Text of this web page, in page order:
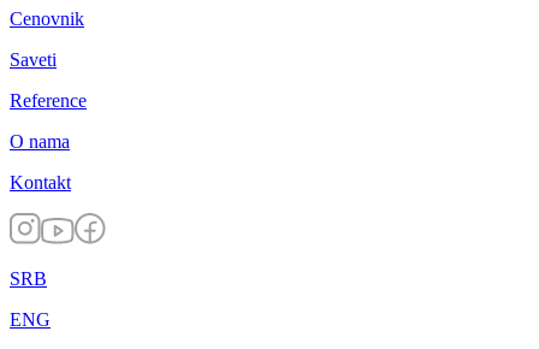
Cenovnik
Saveti
Reference
O nama
Kontakt
SRB
ENG